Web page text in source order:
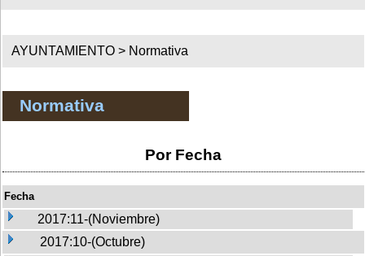
AYUNTAMIENTO > Normativa
Normativa
Por Fecha
Fecha
2017:11-(Noviembre)
2017:10-(Octubre)